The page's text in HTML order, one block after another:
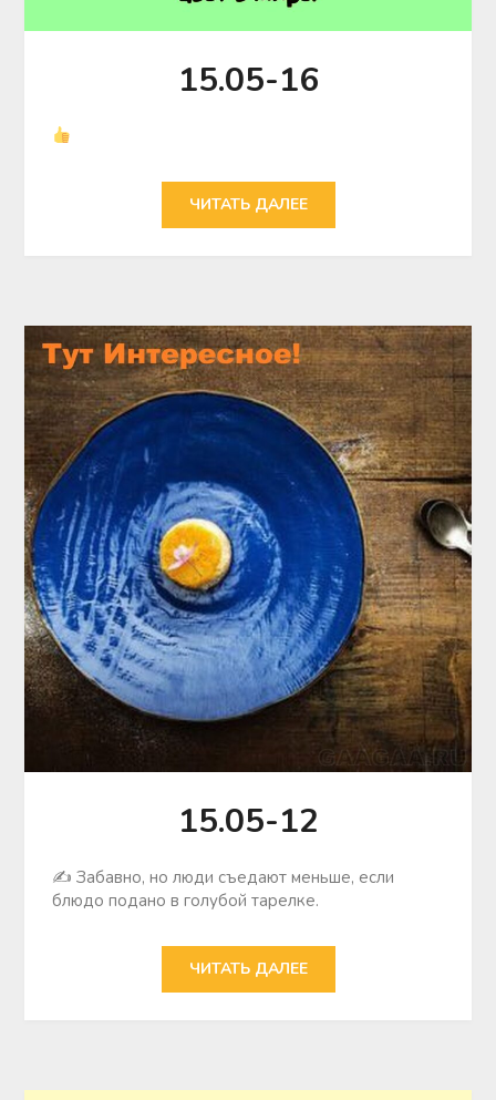
15.05-16
ЧИТАТЬ ДАЛЕЕ
15.05-12
✍ Забавно, но люди съедают меньше, если
блюдо подано в голубой тарелке.
ЧИТАТЬ ДАЛЕЕ